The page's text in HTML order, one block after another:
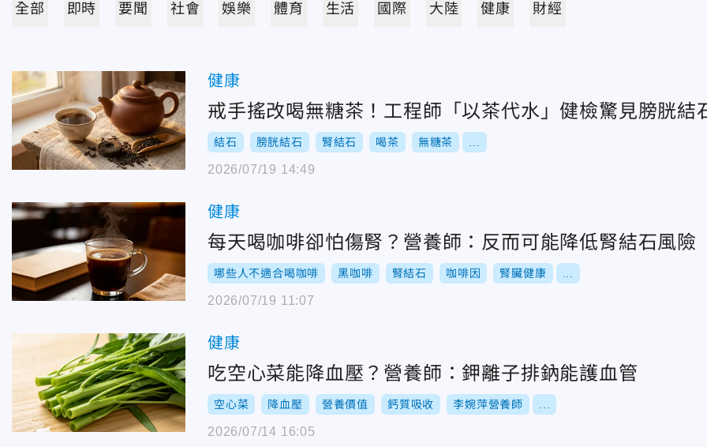
全部 即時 要聞 社會 娛樂 體育 生活 國際 大陸 健康 財經
健康
戒手搖改喝無糖茶！工程師「以茶代水」健檢驚見膀胱結
結石 膀胱結石 腎結石 喝茶 無糖茶
2026/07/19 14:49
健康
每天喝咖啡卻怕傷腎？營養師：反而可能降低腎結石風險
哪些人不適合喝咖啡 黑咖啡 腎結石 咖啡因 腎臟健康
2026/07/19 11:07
健康
吃空心菜能降血壓？營養師：鉀離子排鈉能護血管
空心菜 降血壓 營養價值 鈣質吸收 李婉萍營養師
2026/07/14 16:05